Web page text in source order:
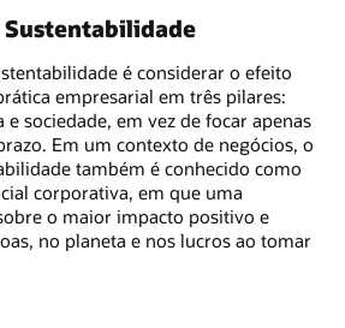
Sustentabilidade
é considerar o efeito
empresarial em três pilares:
sociedade, em vez de focar apenas
Em um contexto de negócios, o
também é conhecido como
corporativa, em que uma
o maior impacto positivo e
no planeta e nos lucros ao tomar